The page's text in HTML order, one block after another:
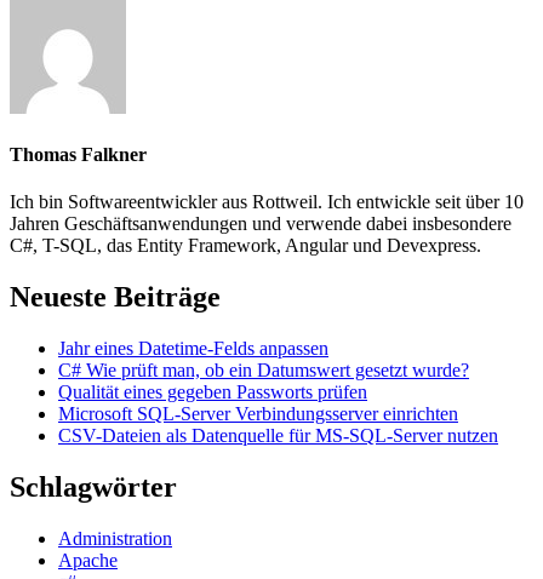
Thomas Falkner
Ich bin Softwareentwickler aus Rottweil. Ich entwickle seit über 10
Jahren Geschäftsanwendungen und verwende dabei insbesondere
C#, T-SQL, das Entity Framework, Angular und Devexpress.
Neueste Beiträge
Jahr eines Datetime-Felds anpassen
C# Wie prüft man, ob ein Datumswert gesetzt wurde?
Qualität eines gegeben Passworts prüfen
Microsoft SQL-Server Verbindungsserver einrichten
CSV-Dateien als Datenquelle für MS-SQL-Server nutzen
Schlagwörter
Administration
Apache